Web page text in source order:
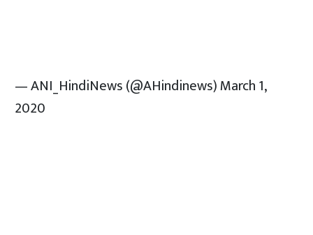
— ANI_HindiNews (@AHindinews)March 1,
2020